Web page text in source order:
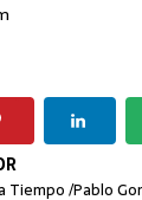
Tiempo /Pablo